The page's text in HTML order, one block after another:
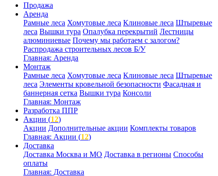
Продажа
Аренда
Рамные леса Хомутовые леса Клиновые леса Штыревые
леса Вышки тура Опалубка перекрытий Лестницы
алюминиевые Почему мы работаем с залогом?
Распродажа строительных лесов Б/У
Главная: Аренда
Монтаж
Рамные леса Хомутовые леса Клиновые леса Штыревые
леса Элементы кровельной безопасности Фасадная и
баннерная сетка Вышки тура Консоли
Главная: Монтаж
Разработка ППР
Акции (12)
Акции Дополнительные акции Комплекты товаров
Главная: Акции (12)
Доставка
Доставка Москва и МО Доставка в регионы Способы
оплаты
Главная: Доставка